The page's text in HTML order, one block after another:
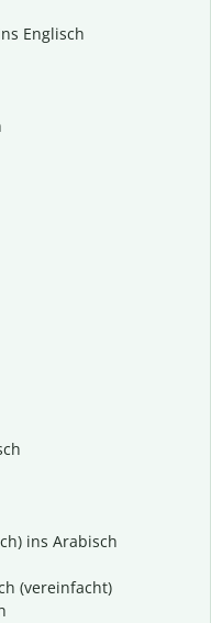
Englisch
ins Arabisch
(vereinfacht)